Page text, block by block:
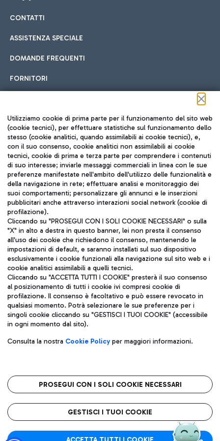
Cucina Internazionale
Fast Food
Pizza
Gelateria
Wine Bar & Sparkling
Hotel in aeroporto
Scegli l'alloggio più adatto e approfitta della vicinanza
all'aeroporto.
Car sharing
Con il Car Sharing è ancora più facile spostarsi
Treno
Raggiungi velocemente l'aeroporto di Fiumicino da Roma
tramite i servizi ferroviari Trenitalia.
Autobus
Scopri le linee di autobus per raggiungere l'aeroporto
Leonardo Da Vinci.
Raggiungi l’aeroporto senza pensieri con il servizio di taxi a
Ristoranti
Scopri la nostra offerta per una pausa gustosa in aeroporto
Mappa Aeroporto Fiumicino
CONTATTI
ASSISTENZA SPECIALE
DOMANDE FREQUENTI
FORNITORI
Seguici sui social
TRAVEL JOURNAL
ITA
Aeroporti di Roma S.p.A. - Società soggetta a direzione e
coordinamento di Mundys S.p.A.
Codice fiscale e Registro delle Imprese di Roma 13032990155 P.
IVA 06572251004
Capitale sociale 62.224.743,00 int. vers.
Sede legale: Via Pier Paolo Racchetti 1 - 00054 Fiumicino (RM)
telefono +39 06 65951
Privacy policy
Note legali
Roma FCO
L'aeroporto stellato
Utilizziamo cookie di prima parte per il funzionamento del sito web
(cookie tecnici), per effettuare statistiche sul funzionamento dello
stesso (cookie analitici, quando assimilabili ai cookie tecnici), e,
con il suo consenso, cookie analitici non assimilabili ai cookie
tecnici, cookie di prima e terza parte per comprendere i contenuti
di suo interesse; inviarle messaggi commerciali in linea con le sue
preferenze manifestate nell'ambito dell'utilizzo delle funzionalità e
della navigazione in rete; effettuare analisi e monitoraggio dei
suoi comportamenti; personalizzare gli annunci e le inserzioni
pubblicitari anche attraverso interazioni social network (cookie di
profilazione).
Cliccando su "PROSEGUI CON I SOLI COOKIE NECESSARI" o sulla
"X" in alto a destra in questo banner, lei non presta il consenso
all'uso dei cookie che richiedono il consenso, mantenendo le
impostazioni di default, e saranno installati sul suo dispositivo
esclusivamente i cookie funzionali alla navigazione sul sito web e i
cookie analitici assimilabili a quelli tecnici.
Cliccando su "ACCETTA TUTTI I COOKIE" presterà il suo consenso
al posizionamento di tutti i cookie ivi compresi cookie di
profilazione. Il consenso è facoltativo e può essere revocato in
qualsiasi momento. Potrà selezionare le sue preferenze per i
singoli cookie cliccando su "GESTISCI I TUOI COOKIE" (accessibile
in ogni momento dal sito).
Consulta la nostra Cookie Policyper maggiori informazioni.
PROSEGUI CON I SOLI COOKIE NECESSARI
GESTISCI I TUOI COOKIE